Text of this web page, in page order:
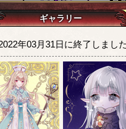
ギャラリー
年03月31日に終了しまし